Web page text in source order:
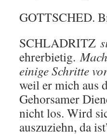
GOTTSCHED.
SCHLADRITZ
ehrerbietig.
einige Schritte
weil er mich aus
Gehorsamer
nicht los. Wird
auszuziehn, da